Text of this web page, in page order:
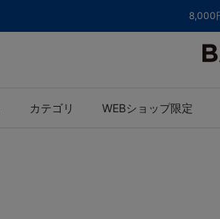
8,000
カテゴリ WEBショップ限定